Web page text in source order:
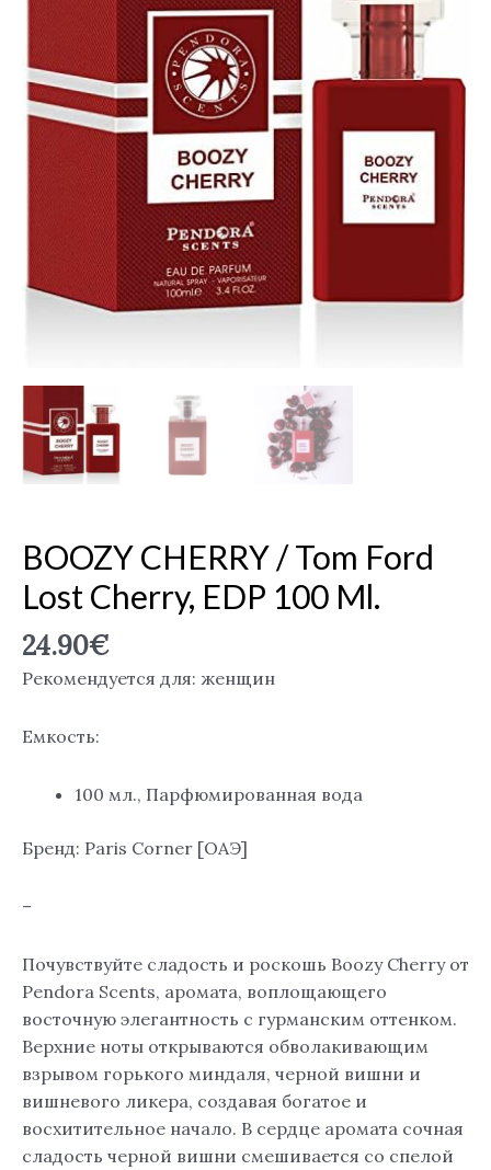
BOOZY CHERRY / Tom Ford
Lost Cherry, EDP 100 Ml.
24.90€
Рекомендуется для: женщин
Емкость:
100 мл., Парфюмированная вода
Бренд: Paris Corner [ОАЭ]
–
Почувствуйте сладость и роскошь Boozy Cherry от
Pendora Scents, аромата, воплощающего
восточную элегантность с гурманским оттенком.
Верхние ноты открываются обволакивающим
взрывом горького миндаля, черной вишни и
вишневого ликера, создавая богатое и
восхитительное начало. В сердце аромата сочная
сладость черной вишни смешивается со спелой
Tom
Ford
Lost
Cherry,
100